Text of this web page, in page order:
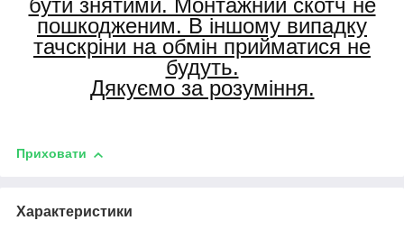
бути знятими. Монтажний скотч не
пошкодженим. В іншому випадку
тачскріни на обмін прийматися не
будуть.
Дякуємо за розуміння.
Приховати
Характеристики